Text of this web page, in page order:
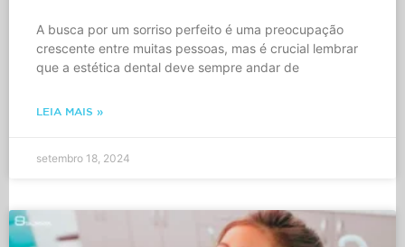
A busca por um sorriso perfeito é uma preocupação
crescente entre muitas pessoas, mas é crucial lembrar
que a estética dental deve sempre andar de
LEIA MAIS »
setembro 18, 2024